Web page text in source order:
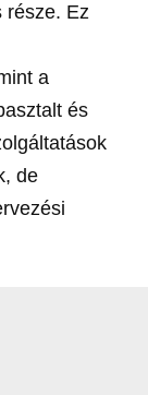
része. Ez
a
és
de